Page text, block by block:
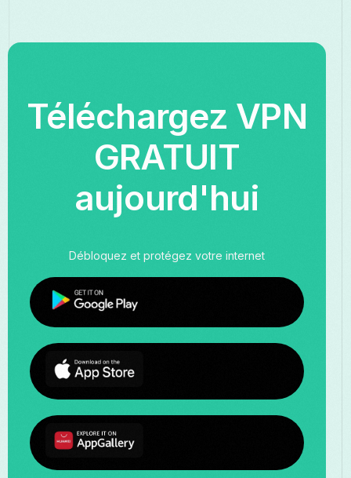
Téléchargez VPN
GRATUIT
aujourd'hui
Débloquez et protégez votre internet